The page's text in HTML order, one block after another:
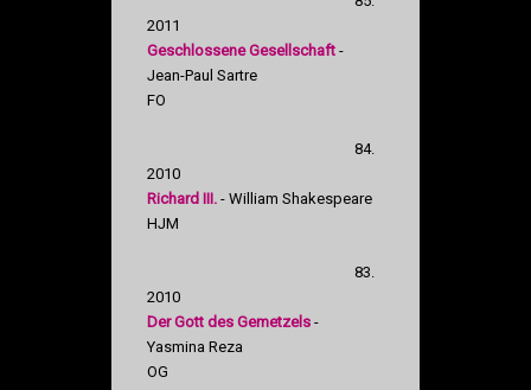
2011
Geschlossene Gesellschaft -
Jean-Paul Sartre
FO
84.
2010
Richard III. - William Shakespeare
HJM
83.
2010
Der Gott des Gemetzels -
Yasmina Reza
OG